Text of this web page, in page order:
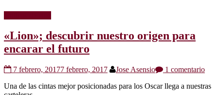
«Lion»; descubrir nuestro origen para
encarar el futuro
7 febrero, 20177 febrero, 2017 Jose Asensio
1 comentario
Una de las cintas mejor posicionadas para los Oscar llega a nuestras